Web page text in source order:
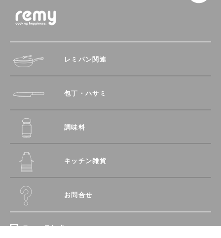
レミパン関連
包丁・ハサミ
調味料
キッチン雑貨
お問合せ
ニュースレター